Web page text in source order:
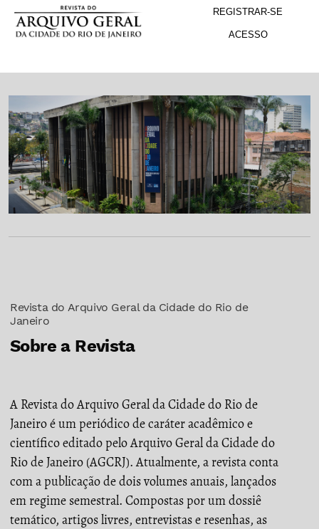
Ir para o menu de navegação principal
Ir para o conteúdo principal
Ir para o rodapé REGISTRAR-SE
ACESSO
Revista do Arquivo Geral da Cidade do Rio de
Janeiro
Sobre a Revista
A Revista do Arquivo Geral da Cidade do Rio de
Janeiro é um periódico de caráter acadêmico e
científico editado pelo Arquivo Geral da Cidade do
Rio de Janeiro (AGCRJ). Atualmente, a revista conta
com a publicação de dois volumes anuais, lançados
em regime semestral. Compostas por um dossiê
temático, artigos livres, entrevistas e resenhas, as